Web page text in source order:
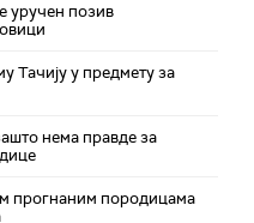
уручен позив
Тачију у предмету за
нема правде за
прогнаним породицама